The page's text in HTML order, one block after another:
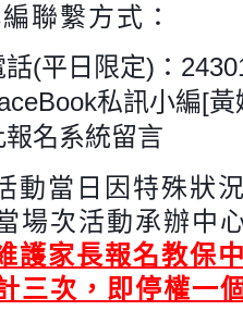
聯繫方式：
話(平日限定)：
私訊小編[黃
報名系統留言
動當日因特殊狀況
場次活動承辦中
護家長報名教保
三次，即停權一